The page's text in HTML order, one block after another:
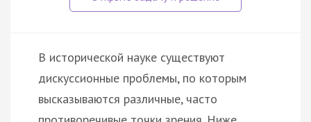
В исторической науке существуют
дискуссионные проблемы, по которым
высказываются различные, часто